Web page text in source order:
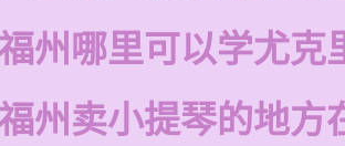
州哪里可以学尤克
州卖小提琴的地方